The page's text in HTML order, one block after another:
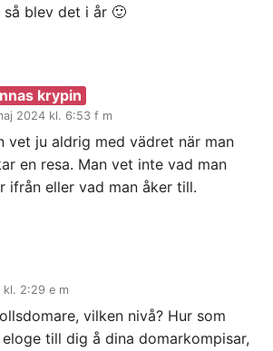
så blev det i år 🙂
krypin
2024 kl. 6:53 f m
vet ju aldrig med vädret när man
en resa. Man vet inte vad man
ifrån eller vad man åker till.
2:29 e m
vilken nivå? Hur som
till dig å dina domarkompisar,